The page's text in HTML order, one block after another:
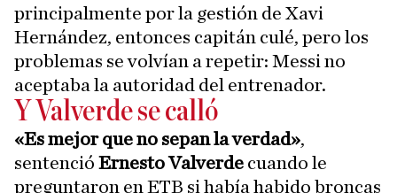
principalmente por la gestión de Xavi
Hernández, entonces capitán culé, pero los
problemas se volvían a repetir: Messi no
aceptaba la autoridad del entrenador.
Y Valverde se calló
«Es mejor que no sepan la verdad»,
sentenció Ernesto Valverde cuando le
preguntaron en ETB si había habido broncas